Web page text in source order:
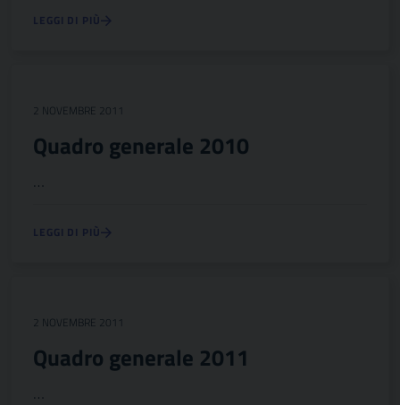
LEGGI DI PIÙ
2 NOVEMBRE 2011
Quadro generale 2010
…
LEGGI DI PIÙ
2 NOVEMBRE 2011
Quadro generale 2011
…